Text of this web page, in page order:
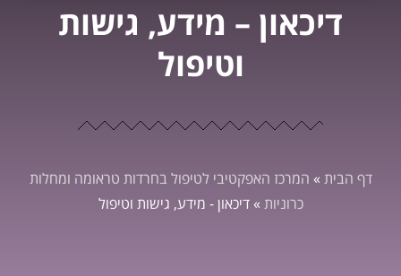
דיכאון – מידע, גישות
וטיפול
דף הבית » המרכז האפקטיבי לטיפול בחרדות טראומה ומחלות
כרוניות »דיכאון - מידע, גישות וטיפול